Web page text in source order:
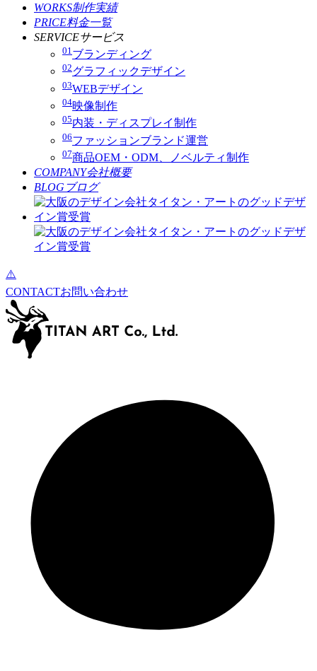
WORKS制作実績
PRICE料金一覧
SERVICEサービス
01 ブランディング
02グラフィックデザイン
03WEBデザイン
04映像制作
05内装・ディスプレイ制作
06ファッションブランド運営
07商品OEM・ODM、ノベルティ制作
COMPANY会社概要
BLOG ブログ
CONTACTお問い合わせ